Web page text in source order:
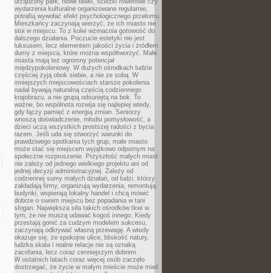
wydarzenia kulturalne organizowane regularnie,
potrafią wywołać efekt psychologicznego przełomu.
Mieszkańcy zaczynają wierzyć, że ich miasto nie
stoi w miejscu. To z kolei wzmacnia gotowość do
dalszego działania. Poczucie estetyki nie jest
luksusem, lecz elementem jakości życia i źródłem
dumy z miejsca, które można współtworzyć. Małe
miasta mają też ogromny potencjał
międzypokoleniowy. W dużych ośrodkach ludzie
częściej żyją obok siebie, a nie ze sobą. W
mniejszych miejscowościach starsze pokolenia
nadal bywają naturalną częścią codziennego
krajobrazu, a nie grupą odsuniętą na bok. To
ważne, bo wspólnota rozwija się najlepiej wtedy,
gdy łączy pamięć z energią zmian. Seniorzy
wnoszą doświadczenie, młodsi pomysłowość, a
dzieci uczą wszystkich prostszej radości z bycia
razem. Jeśli uda się stworzyć warunki do
prawdziwego spotkania tych grup, małe miasto
może stać się miejscem wyjątkowo odpornym na
społeczne rozproszenie. Przyszłość małych miast
nie zależy od jednego wielkiego projektu ani od
jednej decyzji administracyjnej. Zależy od
codziennej sumy małych działań, od ludzi, którzy
zakładają firmy, organizują wydarzenia, remontują
budynki, wspierają lokalny handel i chcą mówić
dobrze o swoim miejscu bez popadania w tani
slogan. Największa siła takich ośrodków tkwi w
tym, że nie muszą udawać kogoś innego. Kiedy
przestają gonić za cudzym modelem sukcesu,
zaczynają odkrywać własną przewagę. A wtedy
okazuje się, że spokojne ulice, bliskość natury,
ludzka skala i realne relacje nie są oznaką
zacofania, lecz coraz cenniejszym dobrem.
W ostatnich latach coraz więcej osób zaczęło
dostrzegać, że życie w małym mieście może mieć